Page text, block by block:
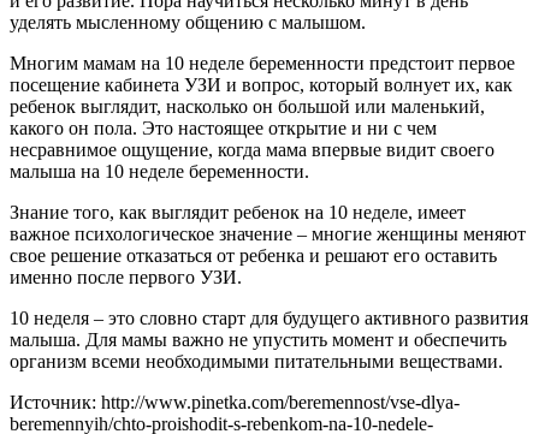
уделять мысленному общению с малышом.
Многим мамам на 10 неделе беременности предстоит первое
посещение кабинета УЗИ и вопрос, который волнует их, как
ребенок выглядит, насколько он большой или маленький,
какого он пола. Это настоящее открытие и ни с чем
несравнимое ощущение, когда мама впервые видит своего
малыша на 10 неделе беременности.
Знание того, как выглядит ребенок на 10 неделе, имеет
важное психологическое значение – многие женщины меняют
свое решение отказаться от ребенка и решают его оставить
именно после первого УЗИ.
10 неделя – это словно старт для будущего активного развития
малыша. Для мамы важно не упустить момент и обеспечить
организм всеми необходимыми питательными веществами.
Источник: http://www.pinetka.com/beremennost/vse-dlya-
beremennyih/chto-proishodit-s-rebenkom-na-10-nedele-